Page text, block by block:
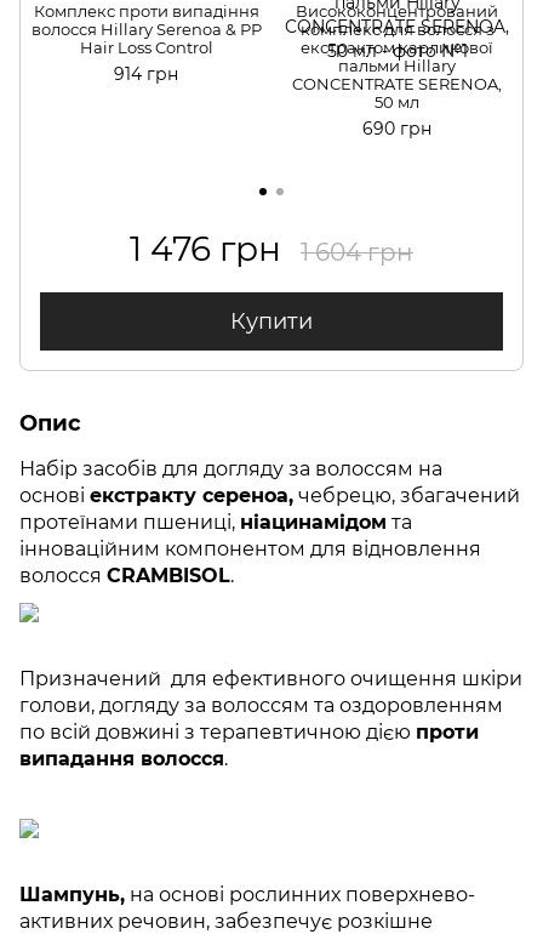
Комплекс проти випадіння
волосся Hillary Serenoa & РР
Hair Loss Control
914 грн
Висококонцентрований
комплекс для волосся з
екстрактом карликової
пальми Hillary
CONСENTRATE SERENOA,
50 мл
690 грн
1 476 грн 1 604 грн
Купити
Опис
Набір засобів для догляду за волоссям на
основі екстракту сереноа, чебрецю, збагачений
протеїнами пшениці, ніацинамідом та
інноваційним компонентом для відновлення
волосся CRAMBISOL.
Призначений для ефективного очищення шкіри
голови, догляду за волоссям та оздоровленням
по всій довжині з терапевтичною дією проти
випадання волосся.
Шампунь, на основі рослинних поверхнево-
активних речовин, забезпечує розкішне